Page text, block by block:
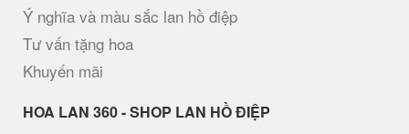
Ý nghĩa và màu sắc lan hồ điệp
Tư vấn tặng hoa
Khuyến mãi
H​OA LAN 360 - SHOP LAN HỒ ĐIỆP